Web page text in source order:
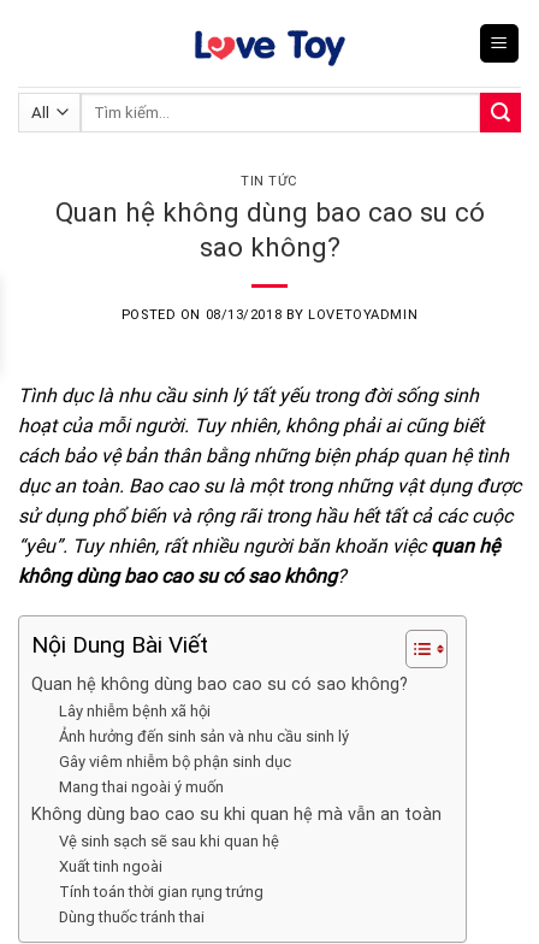
Tìm
TIN TỨC
Quan hệ không dùng bao cao su có
sao không?
POSTED ON 08/13/2018 BYLOVETOYADMIN
Tình dục là nhu cầu sinh lý tất yếu trong đời sống sinh
hoạt của mỗi người. Tuy nhiên, không phải ai cũng biết
cách bảo vệ bản thân bằng những biện pháp quan hệ tình
dục an toàn. Bao cao su là một trong những vật dụng được
sử dụng phổ biến và rộng rãi trong hầu hết tất cả các cuộc
“yêu”. Tuy nhiên, rất nhiều người băn khoăn việcquan hệ
không dùng bao cao su có sao không?
Nội Dung Bài Viết
Quan hệ không dùng bao cao su có sao không?
Lây nhiễm bệnh xã hội
Ảnh hưởng đến sinh sản và nhu cầu sinh lý
Gây viêm nhiễm bộ phận sinh dục
Mang thai ngoài ý muốn
Không dùng bao cao su khi quan hệ mà vẫn an toàn
Vệ sinh sạch sẽ sau khi quan hệ
Xuất tinh ngoài
Tính toán thời gian rụng trứng
Dùng thuốc tránh thai